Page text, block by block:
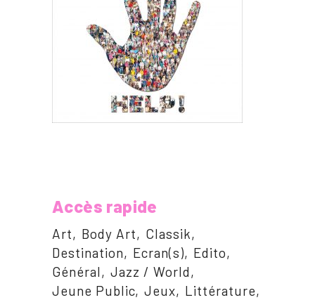
Accès rapide
Art Body Art
Classik
Destination
Ecran(s)
Edito
Général
Jazz / World
Jeune Public Jeux
Littérature